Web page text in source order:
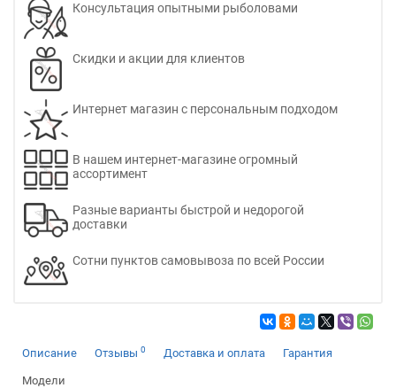
Консультация опытными рыболовами
Скидки и акции для клиентов
Интернет магазин с персональным подходом
В нашем интернет-магазине огромный
ассортимент
Разные варианты быстрой и недорогой
доставки
Сотни пунктов самовывоза по всей России
Описание Отзывы 0 Доставка и оплата Гарантия
Модели